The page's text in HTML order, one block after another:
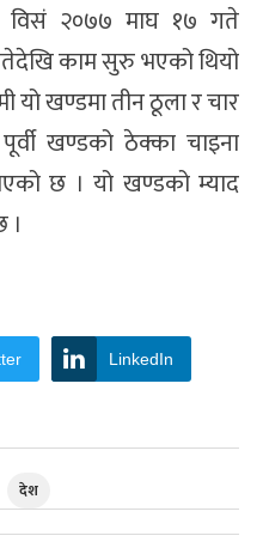
विसं २०७७ माघ १७ गते
काम सुरु भएको थियो
खण्डमा तीन ठूला र चार
खण्डको ठेक्का चाइना
छ । यो खण्डको म्याद
LinkedIn
देश